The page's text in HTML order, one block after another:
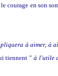
courage en son
à aimer, à
tiennent " à l'utile